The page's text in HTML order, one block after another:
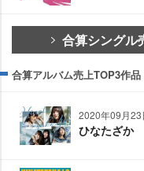
合算シングル
合算アルバム売上TOP3作品
2020年09月23
ひなたざか